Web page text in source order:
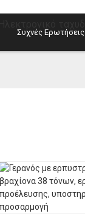
Συχνές Ερωτήσεις